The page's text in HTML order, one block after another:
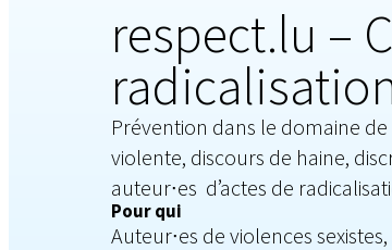
respect.lu –
Prévention dans le domaine
violente, discours de haine,
auteur∙es d’actes de
Pour qui
Auteur∙es de violences